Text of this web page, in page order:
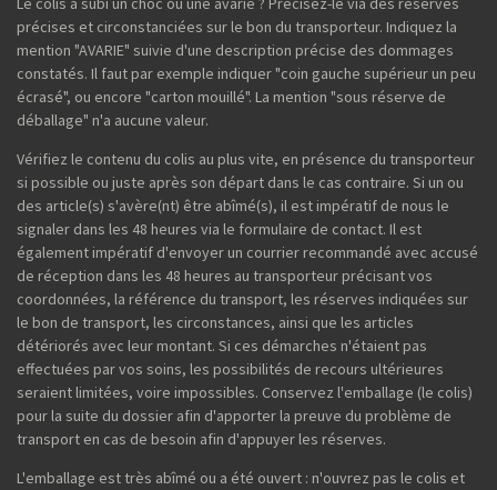
précises et circonstanciées sur le bon du transporteur. Indiquez la
mention "AVARIE" suivie d'une description précise des dommages
constatés. Il faut par exemple indiquer "coin gauche supérieur un peu
écrasé", ou encore "carton mouillé". La mention "sous réserve de
déballage" n'a aucune valeur.
Vérifiez le contenu du colis au plus vite, en présence du transporteur
si possible ou juste après son départ dans le cas contraire. Si un ou
des article(s) s'avère(nt) être abîmé(s), il est impératif de nous le
signaler dans les 48 heures via le formulaire de contact. Il est
également impératif d'envoyer un courrier recommandé avec accusé
de réception dans les 48 heures au transporteur précisant vos
coordonnées, la référence du transport, les réserves indiquées sur
le bon de transport, les circonstances, ainsi que les articles
détériorés avec leur montant. Si ces démarches n'étaient pas
effectuées par vos soins, les possibilités de recours ultérieures
seraient limitées, voire impossibles. Conservez l'emballage (le colis)
pour la suite du dossier afin d'apporter la preuve du problème de
transport en cas de besoin afin d'appuyer les réserves.
L'emballage est très abîmé ou a été ouvert : n'ouvrez pas le colis et